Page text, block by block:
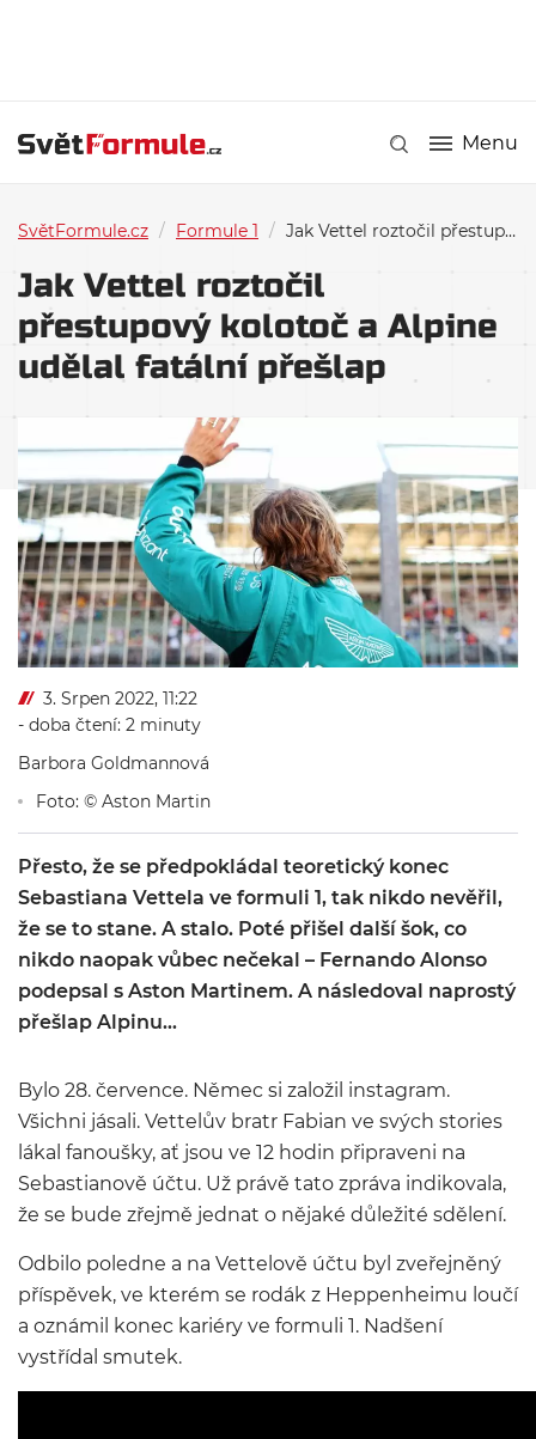
Menu
SvětFormule.cz / Formule 1 / Jak Vettel roztočil přestupový kolotoč a Alpine udělal fatální přešlap
Jak Vettel roztočil
přestupový kolotoč a Alpine
udělal fatální přešlap
3. Srpen 2022, 11:22
- doba čtení: 2 minuty
Barbora Goldmannová
Foto: © Aston Martin
Přesto, že se předpokládal teoretický konec
Sebastiana Vettela ve formuli 1, tak nikdo nevěřil,
že se to stane. A stalo. Poté přišel další šok, co
nikdo naopak vůbec nečekal – Fernando Alonso
podepsal s Aston Martinem. A následoval naprostý
přešlap Alpinu…
Bylo 28. července. Němec si založil instagram.
Všichni jásali. Vettelův bratr Fabian ve svých stories
lákal fanoušky, ať jsou ve 12 hodin připraveni na
Sebastianově účtu. Už právě tato zpráva indikovala,
že se bude zřejmě jednat o nějaké důležité sdělení.
Odbilo poledne a na Vettelově účtu byl zveřejněný
příspěvek, ve kterém se rodák z Heppenheimu loučí
a oznámil konec kariéry ve formuli 1. Nadšení
vystřídal smutek.